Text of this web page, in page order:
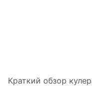
Краткий обзор